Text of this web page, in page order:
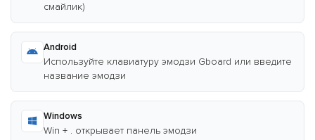
смайлик)
Android
Используйте клавиатуру эмодзи Gboard или введите
название эмодзи
Windows
Win + . открывает панель эмодзи